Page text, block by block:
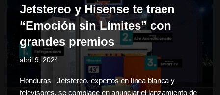
Jetstereo y Hisense te traen
“Emoción sin Límites” con
grandes premios
abril 9, 2024
Honduras– Jetstereo, expertos en línea blanca y
televisores, se complace en anunciar el lanzamiento de